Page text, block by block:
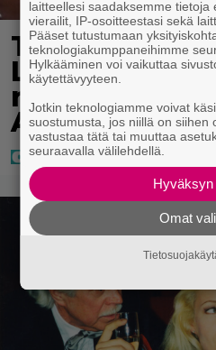
Täällä
Loton ja
rahat –
ABC:lla,
laitteellesi saadaksemme tietoja
vierailit, IP-osoitteestasi sekä
Pääset tutustumaan
teknologiakumppaneihimme
Hylkääminen voi vaikuttaa
käytettävyyteen.
Jotkin teknologiamme voivat
suostumusta, jos niillä on siihen
vastustaa tätä tai muuttaa
seuraavalla välilehdellä.
Hyväksyn
Omat